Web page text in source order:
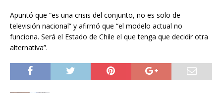
Apuntó que “es una crisis del conjunto, no es solo de
televisión nacional” y afirmó que “el modelo actual no
funciona. Será el Estado de Chile el que tenga que decidir otra
alternativa”.